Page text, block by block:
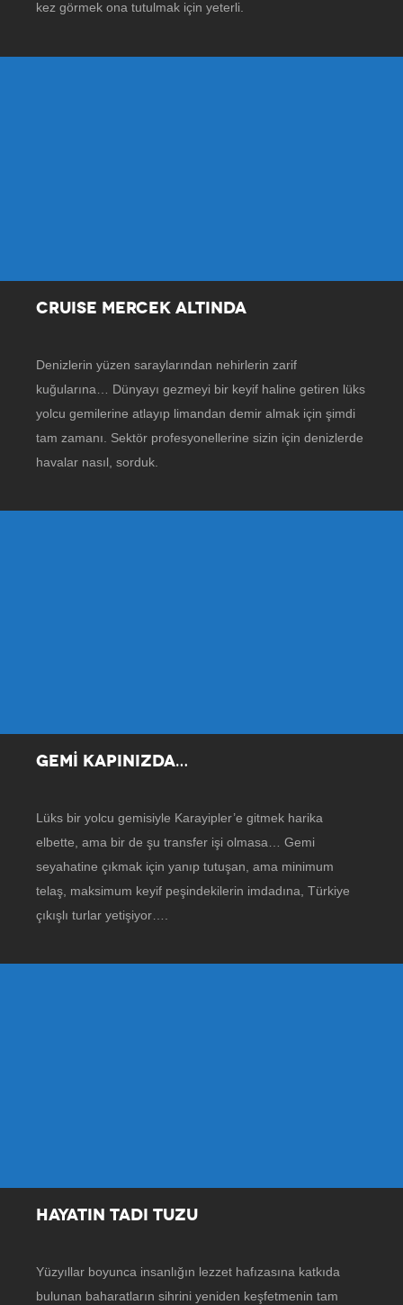
kez görmek ona tutulmak için yeterli.
CRUISE MERCEK ALTINDA
Denizlerin yüzen saraylarından nehirlerin zarif
kuğularına… Dünyayı gezmeyi bir keyif haline getiren lüks
yolcu gemilerine atlayıp limandan demir almak için şimdi
tam zamanı. Sektör profesyonellerine sizin için denizlerde
havalar nasıl, sorduk.
GEMİ KAPINIZDA…
Lüks bir yolcu gemisiyle Karayipler’e gitmek harika
elbette, ama bir de şu transfer işi olmasa… Gemi
seyahatine çıkmak için yanıp tutuşan, ama minimum
telaş, maksimum keyif peşindekilerin imdadına, Türkiye
çıkışlı turlar yetişiyor….
HAYATIN TADI TUZU
Yüzyıllar boyunca insanlığın lezzet hafızasına katkıda
bulunan baharatların sihrini yeniden keşfetmenin tam